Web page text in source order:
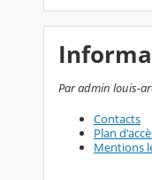
Par admin louis-
Contacts
Plan
Mentions